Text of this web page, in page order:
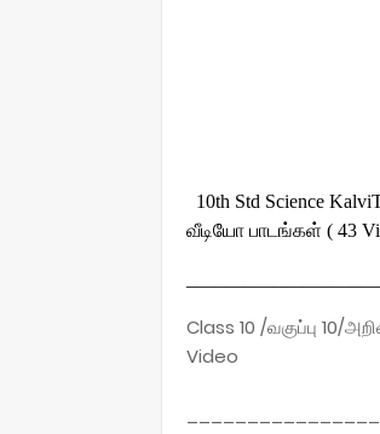
10th Std Science
வீடியோ பாடங்கள் ( 43
Class 10 /வகுப்பு 10/
Video